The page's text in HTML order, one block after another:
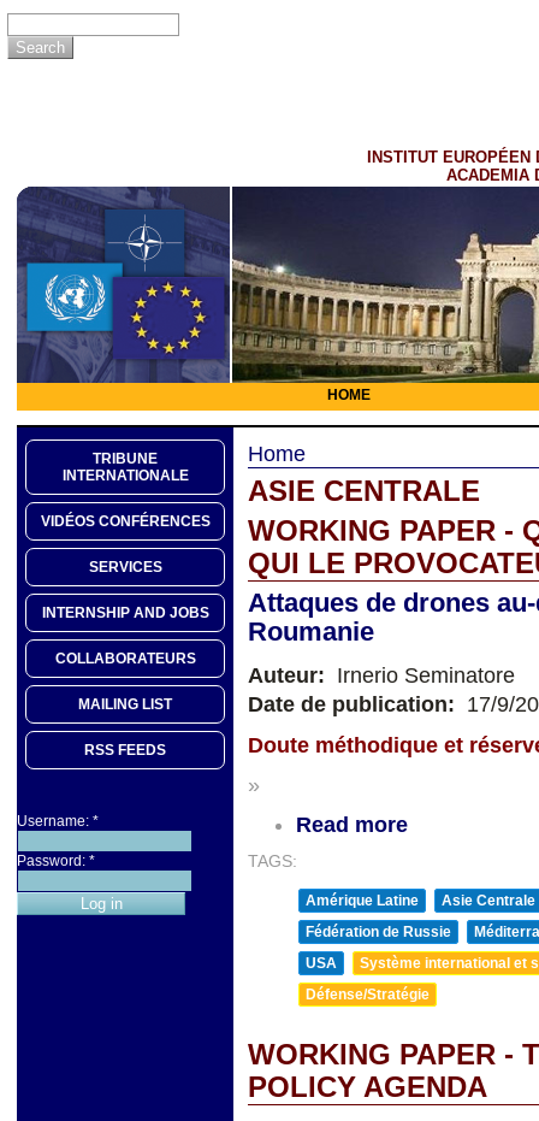
INSTITUT EUROPÉEN
ACADEMIA
HOME
TRIBUNE
INTERNATIONALE
VIDÉOS CONFÉRENCES
SERVICES
INTERNSHIP AND JOBS
COLLABORATEURS
MAILING LIST
RSS FEEDS
Username: *
Password: *
Home
ASIE CENTRALE
WORKING PAPER -
QUI LE
Attaques de drones
Roumanie
Auteur: Irnerio Seminatore
Date de publication: 17/9/
Doute méthodique et
»
Read more
TAGS:
Amérique Latine
Asie Centrale
Fédération de Russie
USA
Système international et
Défense/Stratégie
WORKING PAPER -
POLICY AGENDA